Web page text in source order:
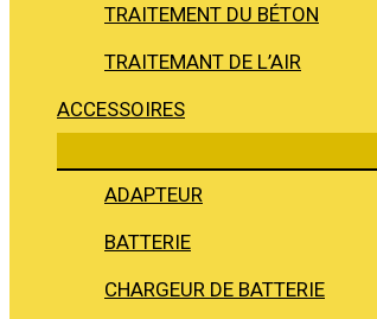
TRAITEMENT DU BÉTON
TRAITEMANT DE L’AIR
ACCESSOIRES
ADAPTEUR
BATTERIE
CHARGEUR DE BATTERIE